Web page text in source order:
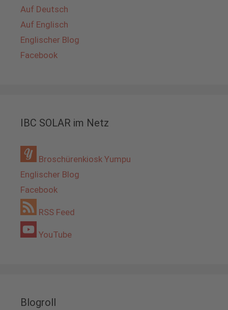
Auf Deutsch
Auf Englisch
Englischer Blog
Facebook
IBC SOLAR im Netz
Broschürenkiosk Yumpu
Englischer Blog
Facebook
RSS Feed
YouTube
Blogroll